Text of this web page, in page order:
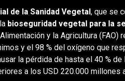
de la Sanidad Vegetal, que se
bioseguridad vegetal para la
y la Agricultura (FAO)
y el 98 % del oxígeno que
la pérdida de hasta el 40 %
a los USD 220.000 millones